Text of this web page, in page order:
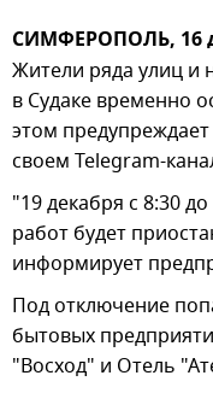
СИМФЕРОПОЛЬ, 16
Жители ряда улиц и
в Судаке временно
этом
своем Telegram-
"19 декабря с 8:30
работ будет
информирует
Под отключение
бытовых
"Восход" и Отель